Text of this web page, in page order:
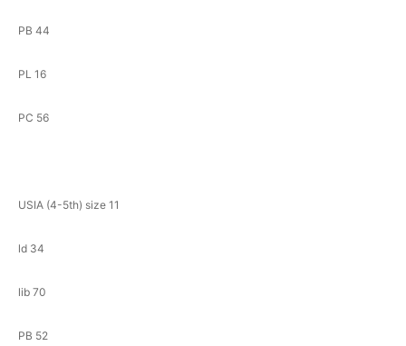
PB 44
PL 16
PC 56
USIA (4-5th) size 11
ld 34
lib 70
PB 52